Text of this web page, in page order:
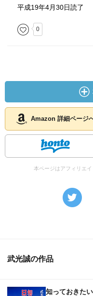
平成19年4月30日読了
0
Amazon 詳細ページ
本ページはアフィリエ
武光誠の作品
知っておきた